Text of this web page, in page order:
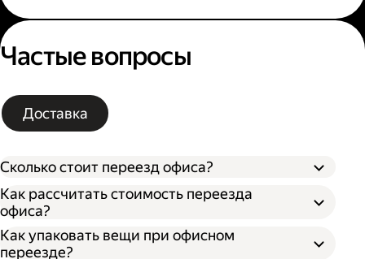
Частые вопросы
Доставка
Сколько стоит переезд офиса?
Типа грузового автомобиля;
Расстояния от текущего до нового офиса;
Как рассчитать стоимость переезда
офиса?
Как упаковать вещи при офисном
переезде?